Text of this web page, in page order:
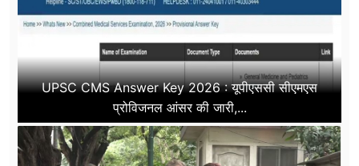
UPSC CMS Answer Key 2026 : यूपीएससी सीएमएस
प्रोविजनल आंसर की जारी,...